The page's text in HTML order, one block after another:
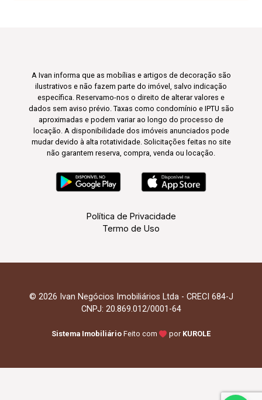
A Ivan informa que as mobílias e artigos de decoração são
ilustrativos e não fazem parte do imóvel, salvo indicação
específica. Reservamo-nos o direito de alterar valores e
dados sem aviso prévio. Taxas como condomínio e IPTU são
aproximadas e podem variar ao longo do processo de
locação. A disponibilidade dos imóveis anunciados pode
mudar devido à alta rotatividade. Solicitações feitas no site
não garantem reserva, compra, venda ou locação.
Política de Privacidade
Termo de Uso
© 2026 Ivan Negócios Imobiliários Ltda - CRECI 684-J
CNPJ: 20.869.012/0001-64
Sistema Imobiliário Feito com por KUROLE